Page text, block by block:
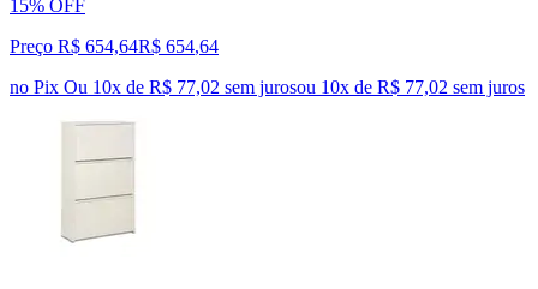
15% OFF
Preço R$ 654,64R$ 654,64
no Pix Ou 10x de R$ 77,02 sem jurosou 10x de R$ 77,02 sem juros